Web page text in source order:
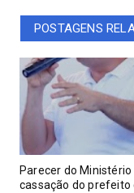
POSTAGENS
Parecer do
cassação do prefeito